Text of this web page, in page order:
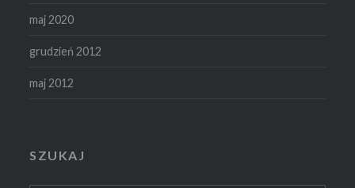
maj 2020
grudzień 2012
maj 2012
SZUKAJ